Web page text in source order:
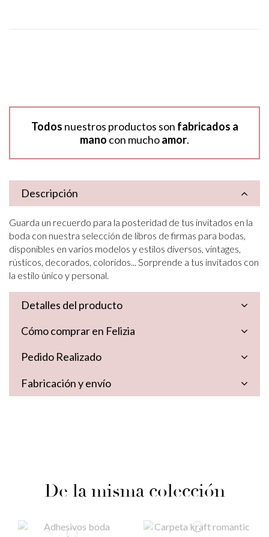
Todos nuestros productos son fabricados a
mano con muchoamor.
Descripción
Guarda un recuerdo para la posteridad de tus invitados en la
boda con nuestra selección de libros de firmas para bodas,
disponibles en varios modelos y estilos diversos, vintages,
rústicos, decorados, coloridos... Sorprende a tus invitados con
la estilo único y personal.
Detalles del producto
Cómo comprar en Felizia
Pedido Realizado
Fabricación y envío
De la misma colección